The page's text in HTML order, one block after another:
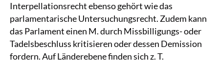
Interpellationsrecht ebenso gehört wie das
parlamentarische Untersuchungsrecht. Zudem kann
das Parlament einen M. durch Missbilligungs- oder
Tadelsbeschluss kritisieren oder dessen Demission
fordern. Auf Länderebene finden sich z. T.